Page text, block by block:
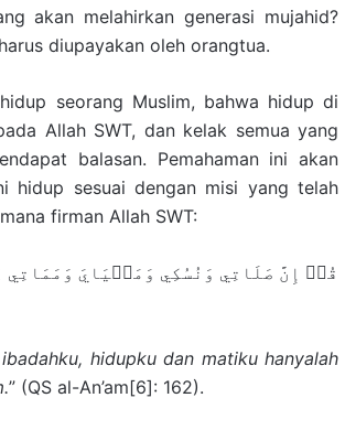
akan melahirkan generasi mujahid?
diupayakan oleh orangtua.
seorang Muslim, bahwa hidup di
Allah SWT, dan kelak semua yang
balasan. Pemahaman ini akan
hidup sesuai dengan misi yang telah
firman Allah SWT:
قُلۡ إِنَّ صَلَاتِي وَنُسُكِي وَمَحۡيَايَ وَمَمَاتِي
hidupku dan matiku hanyalah
” (QS al-An’am[6]: 162).